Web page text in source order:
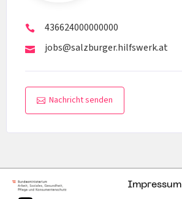
436624000000000
jobs@salzburger.hilfswerk.at
Nachricht senden
Impressum